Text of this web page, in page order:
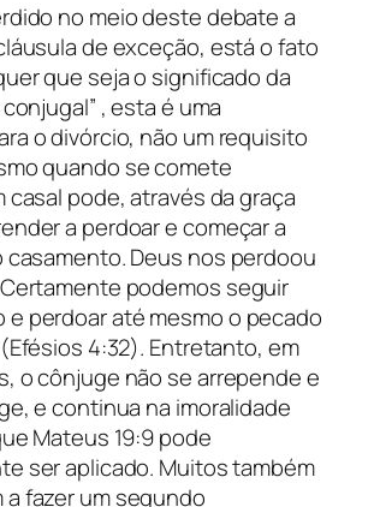
no meio deste debate a
de exceção, está o fato
que seja o significado da
, esta é uma
o divórcio, não um requisito
quando se comete
casal pode, através da graça
a perdoar e começar a
Deus nos perdoou
podemos seguir
e perdoar até mesmo o pecado
4:32). Entretanto, em
o cônjuge não se arrepende e
e continua na imoralidade
Mateus 19:9 pode
ser aplicado. Muitos também
a fazer um segundo